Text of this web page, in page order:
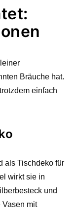
Bräuche hat.
einfach
als Tischdeko für
wirkt sie in
und
mit